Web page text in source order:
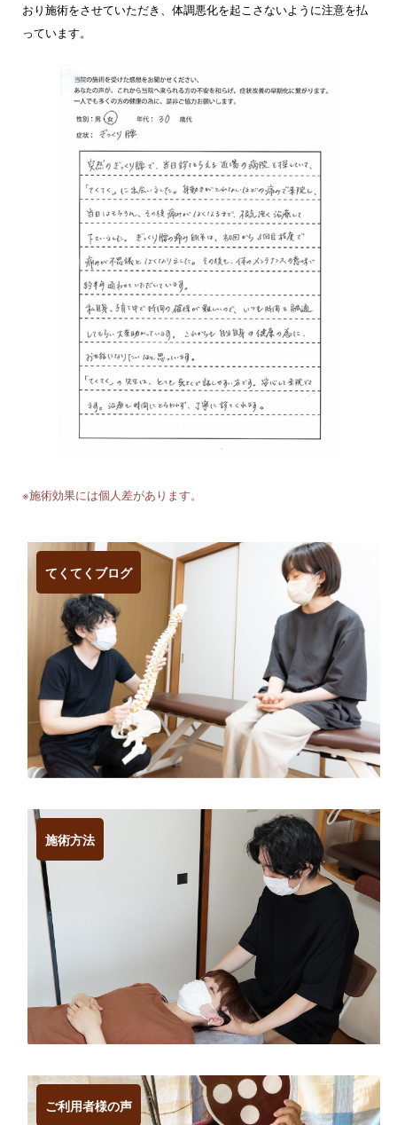
おり施術をさせていただき、体調悪化を起こさないように注意を払
っています。
※施術効果には個人差があります。
てくてくブログ
施術方法
ご利用者様の声